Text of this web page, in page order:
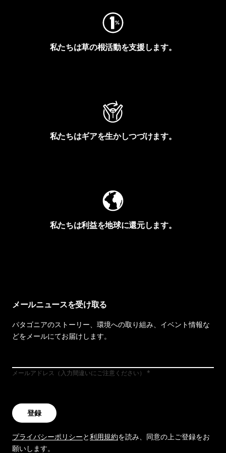
私たちは草の根活動を支援します。
私たちはギアを生かしつづけます。
私たちは利益を地球に還元します。
メールニュースを受け取る
パタゴニアのストーリー、環境への取り組み、イベント情報な
どをメールにてお届けします。
メールアドレス（入力間違いにご注意ください）
登録
プライバシーポリシーと利用規約を読み、同意の上ご登録をお
願いします。